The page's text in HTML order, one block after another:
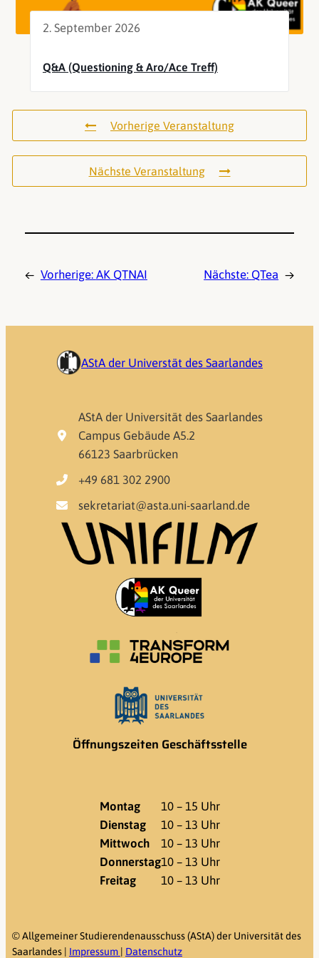
2. September 2026
Q&A (Questioning & Aro/Ace Treff)
Vorherige Veranstaltung
Nächste Veranstaltung
← Vorherige: AK QTNAI Nächste: QTea →
AStA der Universtät des Saarlandes
AStA der Universität des Saarlandes
Campus Gebäude A5.2
66123 Saarbrücken
+49 681 302 2900
sekretariat@asta.uni-saarland.de
Öffnungszeiten Geschäftsstelle
Montag
Dienstag
Mittwoch
Donnerstag
Freitag
10 – 15 Uhr
10 – 13 Uhr
10 – 13 Uhr
10 – 13 Uhr
10 – 13 Uhr
©Allgemeiner Studierendenausschuss (AStA) der Universität des
Saarlandes | Impressum Datenschutz